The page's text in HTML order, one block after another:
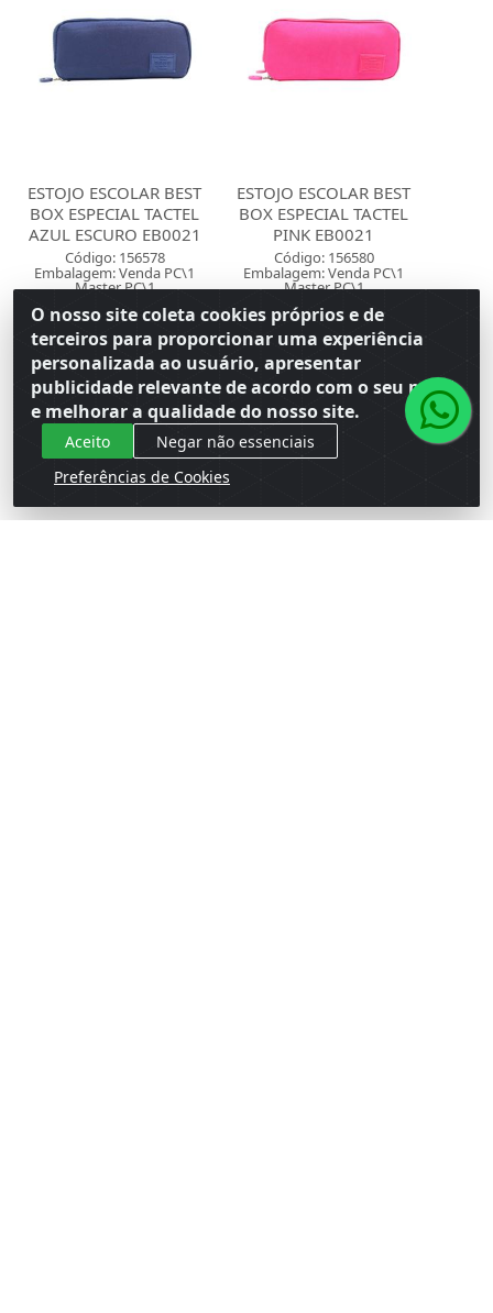
ESTOJO ESCOLAR BEST
BOX ESPECIAL TACTEL
AZUL ESCURO EB0021
Código: 156578
Embalagem: Venda PC\1
Master PC\1
Faça seu login ou
cadastre-se para
ver preços e
comprar
ESTOJO ESCOLAR BEST
BOX ESPECIAL TACTEL
PINK EB0021
Código: 156580
Embalagem: Venda PC\1
Master PC\1
Faça seu login ou
cadastre-se para
ver preços e
comprar
O nosso site coleta cookies próprios e de
terceiros para proporcionar uma experiência
personalizada ao usuário, apresentar
publicidade relevante de acordo com o seu perfil
e melhorar a qualidade do nosso site.
Aceito
Negar não essenciais
Preferências de Cookies